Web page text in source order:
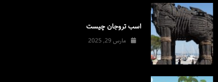
اسب تروجان چیست
مارس 29, 2025